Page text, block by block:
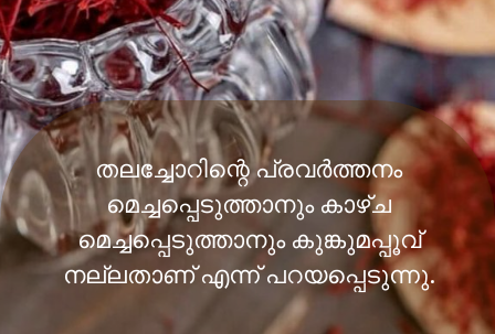
തലച്ചോറിന്റെ പ്രവര്‍ത്തനം
മെച്ചപ്പെടുത്താനും കാഴ്ച
മെച്ചപ്പെടുത്താനും കുങ്കുമപ്പൂവ്
നല്ലതാണ് എന്ന് പറയപ്പെടുന്നു.